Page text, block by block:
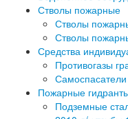
Стволы пожарные
Стволы
Стволы
Средства
Противогазы
Самоспасатели
Пожарные
Подземные